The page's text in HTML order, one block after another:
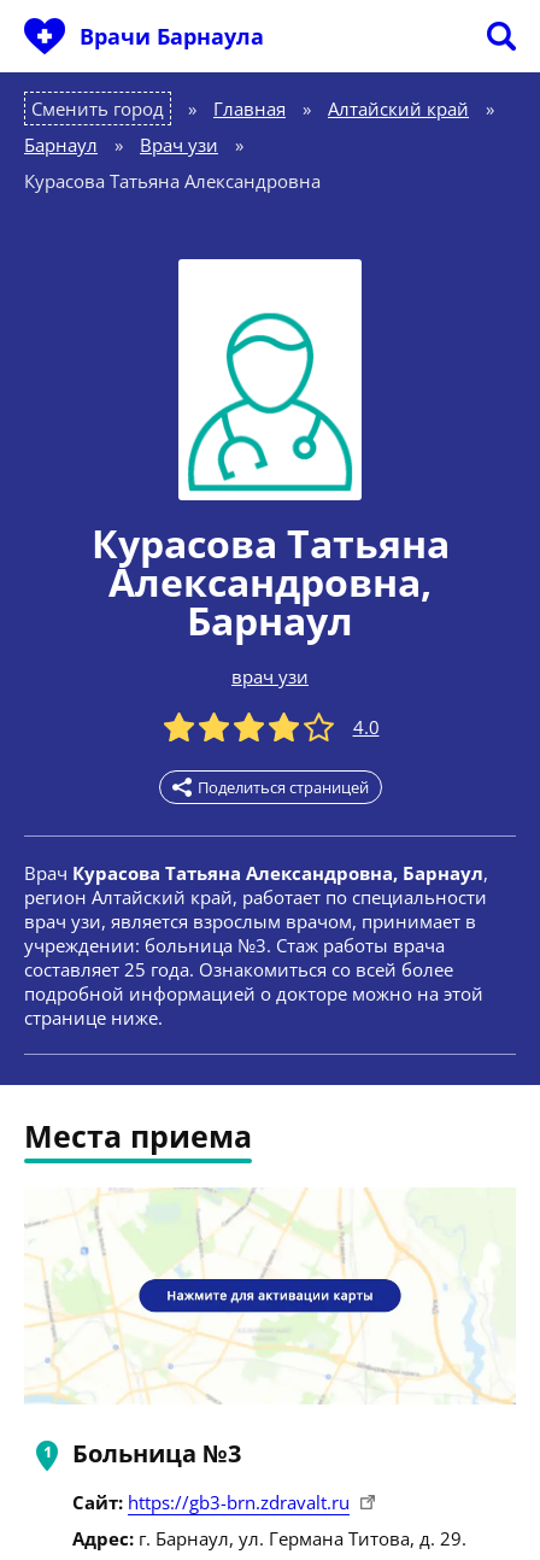
Врачи Барнаула
Сменить город Главная » Алтайский край
»
Барнаул
» Врач узи
»
Курасова Татьяна Александровна
Курасова Татьяна
Александровна,
Барнаул
врач узи
4.0
Поделиться страницей
Врач Курасова Татьяна Александровна, Барнаул,
регион Алтайский край, работает по специальности
врач узи, является взрослым врачом, принимает в
учреждении: больница №3. Стаж работы врача
составляет 25 года. Ознакомиться со всей более
подробной информацией о докторе можно на этой
странице ниже.
Места приема
Больница №3
Сайт: https://gb3-brn.zdravalt.ru
Адрес: г. Барнаул, ул. Германа Титова, д. 29.